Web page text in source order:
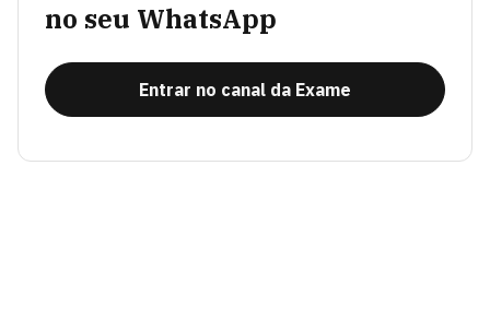
no seu WhatsApp
Entrar no canal da Exame